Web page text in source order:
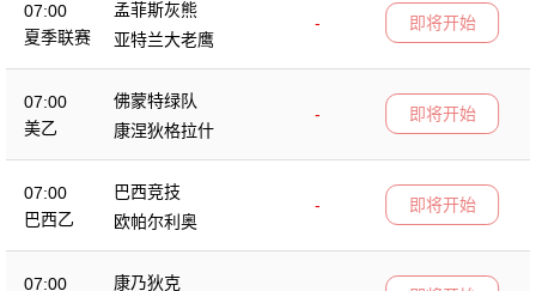
07:00
夏季联赛
孟菲斯灰熊
-
亚特兰大老鹰
即将开始
07:00
美乙
佛蒙特绿队
-
康涅狄格拉什
即将开始
07:00
巴西乙
巴西竞技
-
欧帕尔利奥
即将开始
07:00
康乃狄克